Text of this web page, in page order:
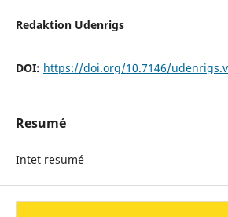
Redaktion Udenrigs
DOI: https://doi.org/10.7146/
Resumé
Intet resumé